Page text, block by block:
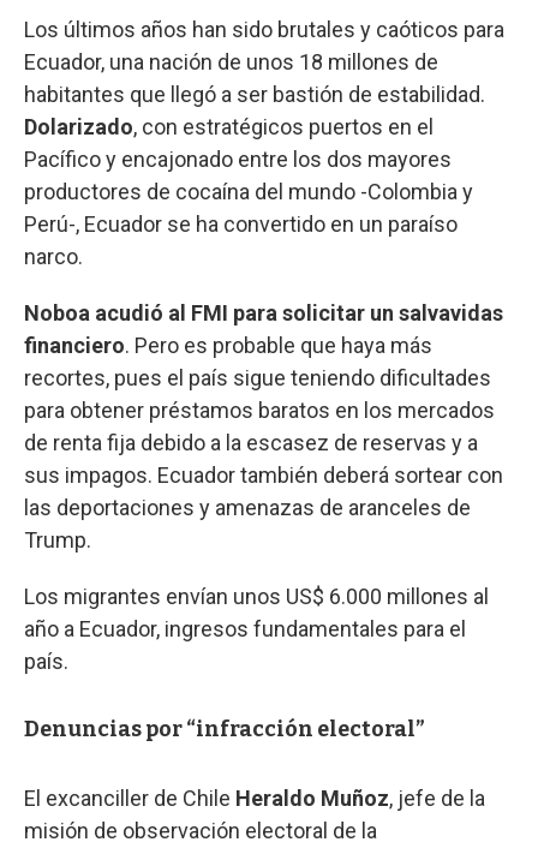
Los últimos años han sido brutales y caóticos para
Ecuador, una nación de unos 18 millones de
habitantes que llegó a ser bastión de estabilidad.
Dolarizado, con estratégicos puertos en el
Pacífico y encajonado entre los dos mayores
productores de cocaína del mundo -Colombia y
Perú-, Ecuador se ha convertido en un paraíso
narco.
Noboa acudió al FMI para solicitar un salvavidas
financiero. Pero es probable que haya más
recortes, pues el país sigue teniendo dificultades
para obtener préstamos baratos en los mercados
de renta fija debido a la escasez de reservas y a
sus impagos. Ecuador también deberá sortear con
las deportaciones y amenazas de aranceles de
Trump.
Los migrantes envían unos US$ 6.000 millones al
año a Ecuador, ingresos fundamentales para el
país.
Denuncias por “infracción electoral”
El excanciller de Chile Heraldo Muñoz, jefe de la
misión de observación electoral de la